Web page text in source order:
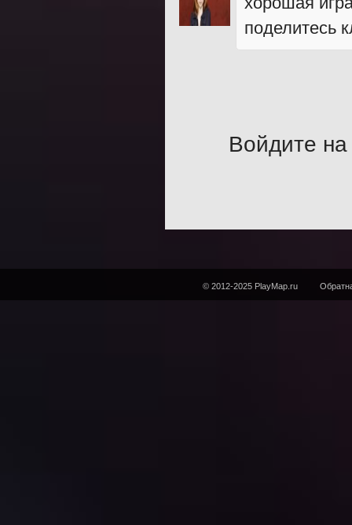
поделитесь
Войдите на
© 2012-2025 PlayMap.ru